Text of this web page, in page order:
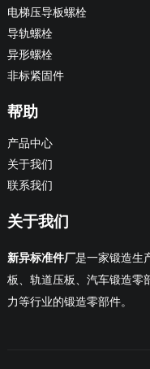
电梯压导板螺栓
导轨螺栓
异形螺栓
非标紧固件
帮助
产品中心
关于我们
联系我们
关于我们
新异标准件厂是一家锻造生
板、轨道压板、汽车锻造零
力等行业的锻造零部件。